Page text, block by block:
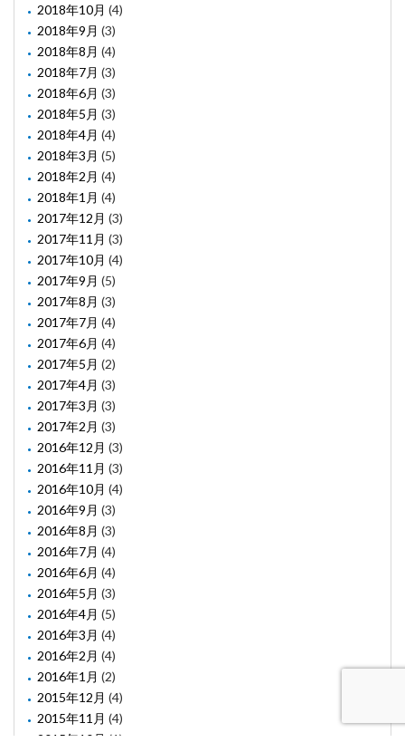
2018年10月 (4)
2018年9月 (3)
2018年8月 (4)
2018年7月 (3)
2018年6月 (3)
2018年5月 (3)
2018年4月 (4)
2018年3月 (5)
2018年2月 (4)
2018年1月 (4)
2017年12月 (3)
2017年11月 (3)
2017年10月 (4)
2017年9月 (5)
2017年8月 (3)
2017年7月 (4)
2017年6月 (4)
2017年5月 (2)
2017年4月 (3)
2017年3月 (3)
2017年2月 (3)
2016年12月 (3)
2016年11月 (3)
2016年10月 (4)
2016年9月 (3)
2016年8月 (3)
2016年7月 (4)
2016年6月 (4)
2016年5月 (3)
2016年4月 (5)
2016年3月 (4)
2016年2月 (4)
2016年1月 (2)
2015年12月 (4)
2015年11月 (4)
2015年10月 (1)